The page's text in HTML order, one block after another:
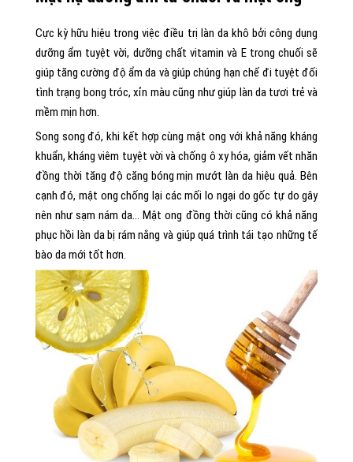
Cực kỳ hữu hiệu trong việc điều trị làn da khô bởi công dụng
dưỡng ẩm tuyệt vời, dưỡng chất vitamin và E trong chuối sẽ
giúp tăng cường độ ẩm da và giúp chúng hạn chế đi tuyệt đối
tình trạng bong tróc, xỉn màu cũng như giúp làn da tươi trẻ và
mềm mịn hơn.
Song song đó, khi kết hợp cùng mật ong với khả năng kháng
khuẩn, kháng viêm tuyệt vời và chống ô xy hóa, giảm vết nhăn
đồng thời tăng độ căng bóng mịn mướt làn da hiệu quả. Bên
cạnh đó, mật ong chống lại các mối lo ngại do gốc tự do gây
nên như sạm nám da… Mật ong đồng thời cũng có khả năng
phục hồi làn da bị rám nắng và giúp quá trình tái tạo những tế
bào da mới tốt hơn.